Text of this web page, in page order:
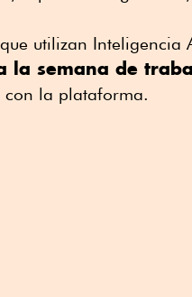
utilizan
la semana de
con la plataforma.